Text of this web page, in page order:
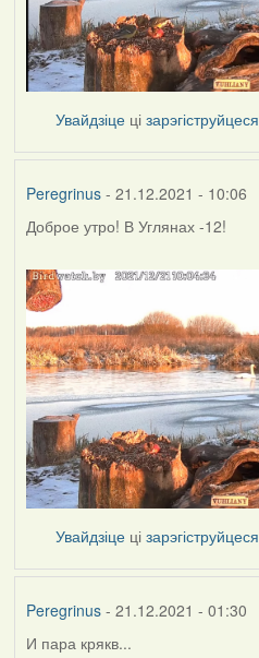
Увайдзіце цізарэгіструйцеся
Peregrinus- 21.12.2021 - 10:06
Доброе утро! В Углянах -12!
Увайдзіце цізарэгіструйцеся
Peregrinus- 21.12.2021 - 01:30
И пара крякв...